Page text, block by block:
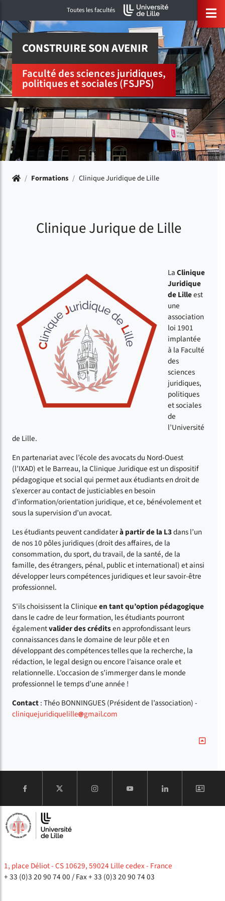
Accéder au menu principal
Accéder à la recherche
Accéder au pied de pageToutes les facultés
CONSTRUIRE SON AVENIR
Faculté des sciences juridiques,
politiques et sociales (FSJPS)
Accueil
/ Formations / Clinique Juridique de Lille
Clinique Jurique de Lille
LaClinique
Juridique
de Lilleest
une
association
loi 1901
implantée
à la Faculté
des
sciences
juridiques,
politiques
et sociales
de
l’Université
de Lille.
En partenariat avec l’école des avocats du Nord-Ouest
(l’IXAD) et le Barreau, la Clinique Juridique est un dispositif
pédagogique et social qui permet aux étudiants en droit de
s’exercer au contact de justiciables en besoin
d’information/orientation juridique, et ce, bénévolement et
sous la supervision d’un avocat.
Les étudiants peuvent candidaterà partir de la L3dans l’un
de nos 10 pôles juridiques (droit des affaires, de la
consommation, du sport, du travail, de la santé, de la
famille, des étrangers, pénal, public et international) et ainsi
développer leurs compétences juridiques et leur savoir-être
professionnel.
S'ils choisissent la Cliniqueen tant qu’option pédagogique
dans le cadre de leur formation, les étudiants pourront
égalementvalider des créditsen approfondissant leurs
connaissances dans le domaine de leur pôle et en
développant des compétences telles que la recherche, la
rédaction, le legal design ou encore l’aisance orale et
relationnelle. L’occasion de s’immerger dans le monde
professionnel le temps d’une année !
Contact: Théo BONNINGUES (Président de l’association) -
cliniquejuridiquelille gmailcom
COMPTE
1, place Déliot - CS 10629, 59024 Lille cedex - France
+ 33 (0)3 20 90 74 00/ Fax + 33 (0)3 20 90 74 03